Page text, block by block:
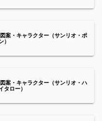
・キャラクター（サンリオ・ポ
）
・キャラクター（サンリオ・ハ
タロー）